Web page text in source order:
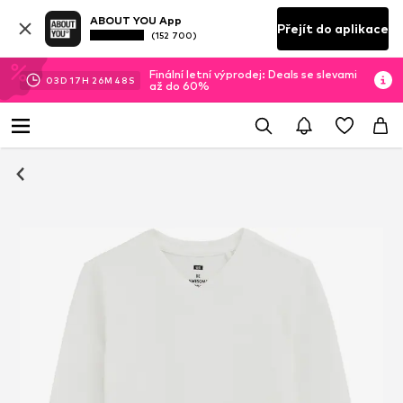
ABOUT YOU App
(152 700) Přejít do aplikace
03D 17H 26M 48 S
Finální letní výprodej: Deals se slevami
až do 60%